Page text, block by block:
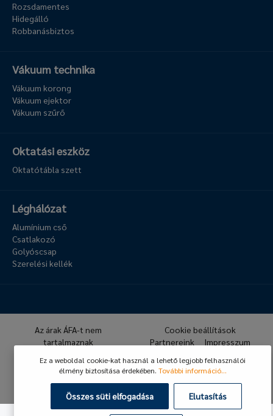
Rozsdamentes
Hidegálló
Robbanásbiztos
Vákuum technika
Vákuum korong
Vákuum ejektor
Vákuum szűrő
Oktatási eszköz
Oktatótábla szett
Léghálózat
Alumínium cső
Csatlakozó
Golyóscsap
Szerelési kellék
© 2026 Hafner Pneumatika
Az árak ÁFA-t nem
tartalmaznak
Cookie beállítások
Partnereink
Impresszum
GDPR
ÁSZF
Ez a weboldal cookie-kat használ a lehető legjobb felhasználói
élmény biztosítása érdekében. További információ...
Összes süti elfogadása Elutasítás